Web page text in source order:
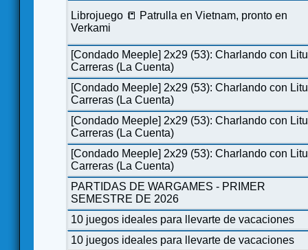
Librojuego 📒 Patrulla en Vietnam, pronto en
Verkami
[Condado Meeple] 2x29 (53): Charlando con
Carreras (La Cuenta)
[Condado Meeple] 2x29 (53): Charlando con
Carreras (La Cuenta)
[Condado Meeple] 2x29 (53): Charlando con
Carreras (La Cuenta)
[Condado Meeple] 2x29 (53): Charlando con
Carreras (La Cuenta)
PARTIDAS DE WARGAMES - PRIMER
SEMESTRE DE 2026
10 juegos ideales para llevarte de vacaciones
10 juegos ideales para llevarte de vacaciones